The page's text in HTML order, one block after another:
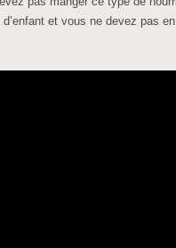
et vous ne devez pas